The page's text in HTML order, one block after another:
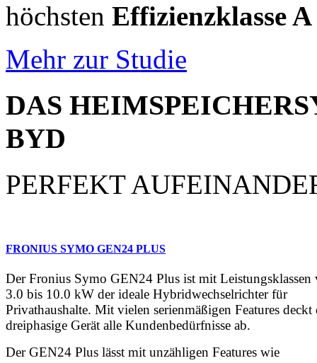
höchsten Effizienzklasse A
Mehr zur Studie
DAS
BYD
PERFEKT
FRONIUS SYMO GEN24 PLUS
Der Fronius Symo GEN24 Plus ist mit Leistungsklassen
3.0 bis 10.0 kW der ideale Hybridwechselrichter für
Privathaushalte. Mit vielen serienmäßigen Features deckt
dreiphasige Gerät alle Kundenbedürfnisse ab.
Der GEN24 Plus lässt mit unzähligen Features wie